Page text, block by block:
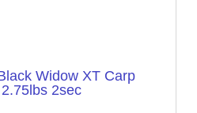
Widow XT Carp
2sec